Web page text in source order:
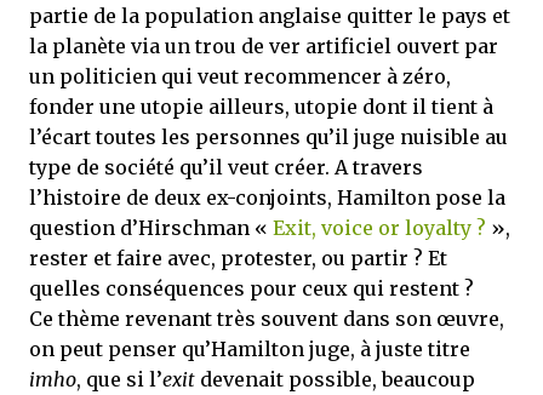
partie de la population anglaise quitter le pays et
la planète via un trou de ver artificiel ouvert par
un politicien qui veut recommencer à zéro,
fonder une utopie ailleurs, utopie dont il tient à
l’écart toutes les personnes qu’il juge nuisible au
type de société qu’il veut créer. A travers
l’histoire de deux ex-conjoints, Hamilton pose la
question d’Hirschman « Exit, voice or loyalty ? »,
rester et faire avec, protester, ou partir ? Et
quelles conséquences pour ceux qui restent ?
Ce thème revenant très souvent dans son œuvre,
on peut penser qu’Hamilton juge, à juste titre
imho, que si l’exit devenait possible, beaucoup